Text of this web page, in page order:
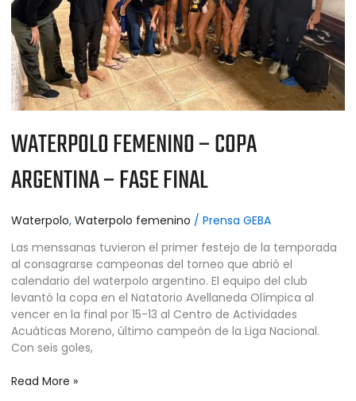
WATERPOLO FEMENINO – COPA
ARGENTINA – FASE FINAL
Waterpolo, Waterpolo femenino / Prensa GEBA
Las menssanas tuvieron el primer festejo de la temporada
al consagrarse campeonas del torneo que abrió el
calendario del waterpolo argentino. El equipo del club
levantó la copa en el Natatorio Avellaneda Olímpica al
vencer en la final por 15-13 al Centro de Actividades
Acuáticas Moreno, último campeón de la Liga Nacional.
Con seis goles,
Read More »